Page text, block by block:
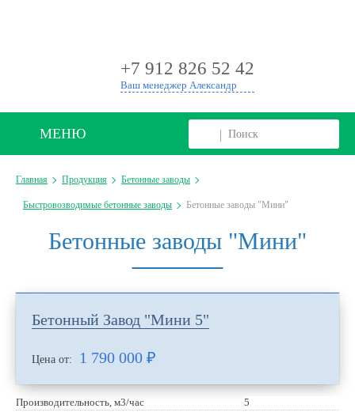
+7 912 826 52 42
Ваш менеджер Александр
МЕНЮ
Главная Продукция Бетонные заводы
Быстровозводимые бетонные заводы Бетонные заводы "Мини"
Бетонные заводы "Мини"
Бетонный Завод "Мини 5"
Цена от: 1 790 000 ₽
Производительность, м3/час
5